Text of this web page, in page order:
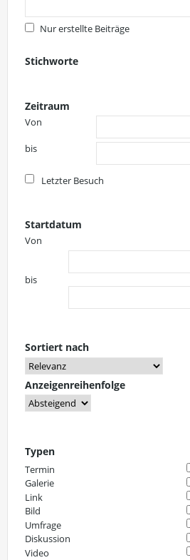
Nur erstellte Beiträge
Stichworte
Zeitraum
Von
bis
Letzter Besuch
Startdatum
Von
bis
Sortiert nach
Anzeigenreihenfolge
Typen
Termin
Galerie
Link
Bild
Umfrage
Diskussion
Video